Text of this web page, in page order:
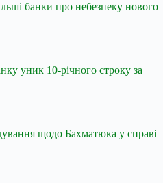
банки про небезпеку нового
уник 10-річного строку за
щодо Бахматюка у справі